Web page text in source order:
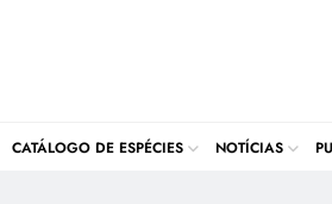
CATÁLOGO DE ESPÉCIES NOTÍCIAS